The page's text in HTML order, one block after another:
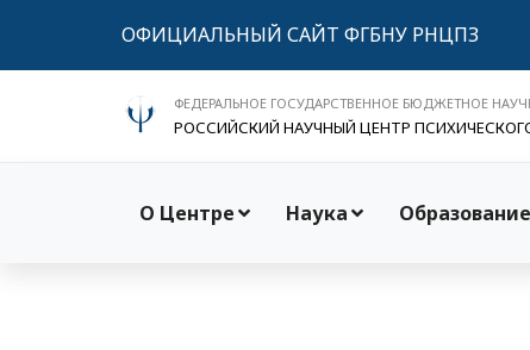
ОФИЦИАЛЬНЫЙ САЙТ ФГБНУ РНЦПЗ
ФЕДЕРАЛЬНОЕ ГОСУДАРСТВЕННОЕ БЮДЖЕТНОЕ
РОССИЙСКИЙ НАУЧНЫЙ ЦЕНТР
О Центре Наука Образование